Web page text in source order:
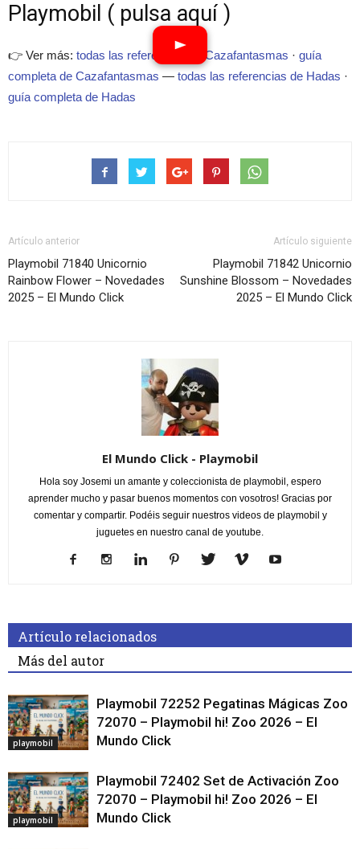
Playmobil ( pulsa aquí )
👉 Ver más: todas las referencias de Cazafantasmas · guía
completa de Cazafantasmas — todas las referencias de Hadas ·
guía completa de Hadas
Artículo anterior
Playmobil 71840 Unicornio
Rainbow Flower – Novedades
2025 – El Mundo Click
Artículo siguiente
Playmobil 71842 Unicornio
Sunshine Blossom – Novedades
2025 – El Mundo Click
El Mundo Click - Playmobil
Hola soy Josemi un amante y coleccionista de playmobil, espero
aprender mucho y pasar buenos momentos con vosotros! Gracias por
comentar y compartir. Podéis seguir nuestros videos de playmobil y
juguetes en nuestro canal de youtube.
Artículo relacionados
Más del autor
playmobil
Playmobil 72252 Pegatinas Mágicas Zoo
72070 – Playmobil hi! Zoo 2026 – El
Mundo Click
playmobil
Playmobil 72402 Set de Activación Zoo
72070 – Playmobil hi! Zoo 2026 – El
Mundo Click